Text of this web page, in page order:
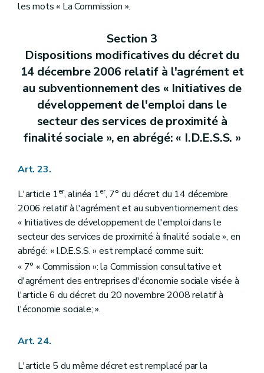
les mots « La Commission ».
Section 3
Dispositions modificatives du décret du
14 décembre 2006 relatif à l'agrément et
au subventionnement des « Initiatives de
développement de l'emploi dans le
secteur des services de proximité à
finalité sociale », en abrégé: « I.D.E.S.S. »
Art. 23.
L'article 1er, alinéa 1er, 7° du décret du 14 décembre
2006 relatif à l'agrément et au subventionnement des
« Initiatives de développement de l'emploi dans le
secteur des services de proximité à finalité sociale », en
abrégé: « I.D.E.S.S. » est remplacé comme suit:
« 7° « Commission »: la Commission consultative et
d'agrément des entreprises d'économie sociale visée à
l'article 6 du décret du 20 novembre 2008 relatif à
l'économie sociale; ».
Art. 24.
L'article 5 du même décret est remplacé par la